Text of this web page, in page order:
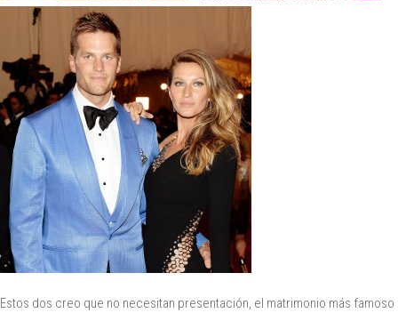
Estos dos creo que no necesitan presentación, el matrimonio más famoso